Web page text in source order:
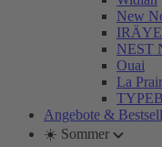
New
IRÄYE
NEST
Ouai
La
Angebote &
☀️ Sommer